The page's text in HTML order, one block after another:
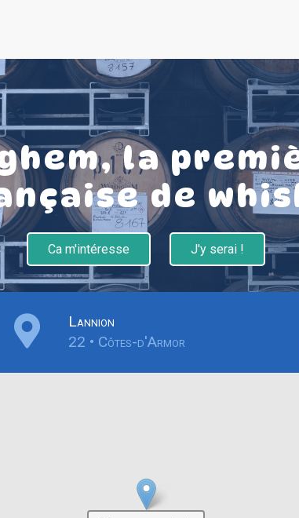
la
de
Ca m'intéresse J'y serai !
Lannion
22 • Côtes-d'Armor